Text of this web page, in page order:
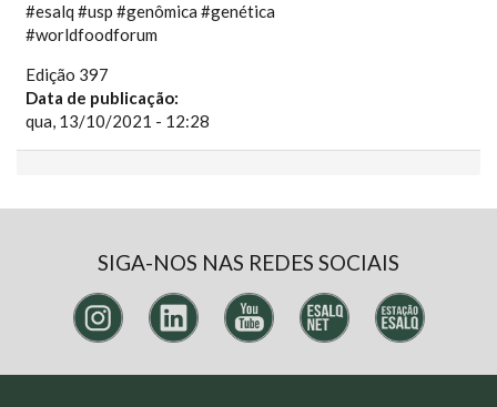
#esalq #usp #genômica #genética
#worldfoodforum
Edição 397
Data de publicação:
qua, 13/10/2021 - 12:28
SIGA-NOS NAS REDES SOCIAIS